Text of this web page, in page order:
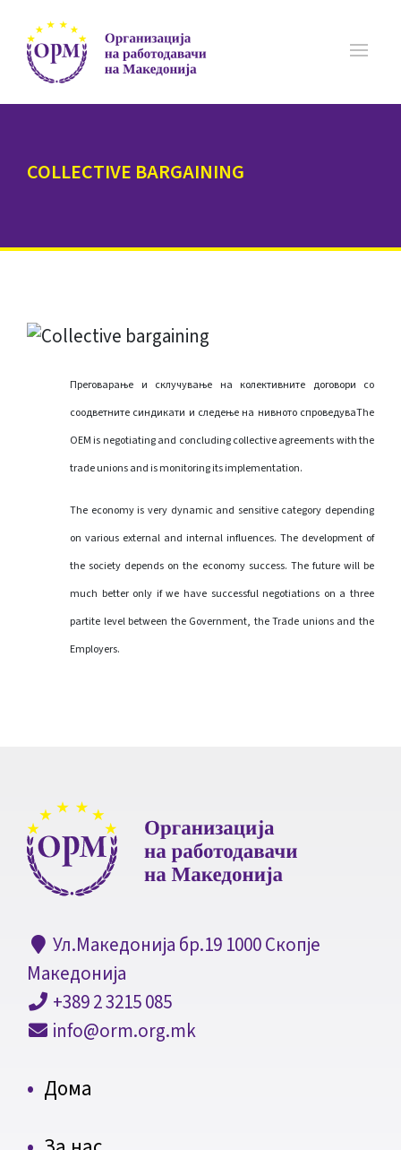
COLLECTIVE BARGAINING
Преговарање и склучување на колективните договори со
соодветните синдикати и следење на нивното спроведуваThe
OEM is negotiating and concluding collective agreements with the
trade unions and is monitoring its implementation.
The economy is very dynamic and sensitive category depending
on various external and internal influences. The development of
the society depends on the economy success. The future will be
much better only if we have successful negotiations on a three
partite level between the Government, the Trade unions and the
Employers.
Ул.Македонија бр.19 1000 Скопје
Македонија
+389 2 3215 085
info@orm.org.mk
Дома